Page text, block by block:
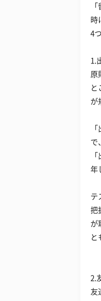
時
4
1.
原
と
が
で
年
テ
把
が
と
2.
友